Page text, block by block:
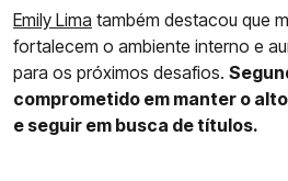
Emily Lima também destacou que
fortalecem o ambiente interno e
para os próximos desafios.
comprometido em manter o
e seguir em busca de títulos.